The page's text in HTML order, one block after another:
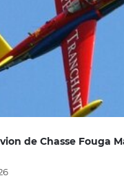
de Chasse Fouga